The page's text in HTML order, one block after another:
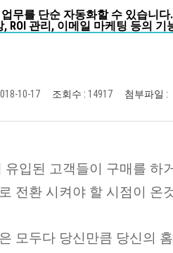
무를 단순 자동화할 수 있습니다.
ROI 관리, 이메일 마케팅 등의
10-17 조회수 : 14917 첨부파일 :
유입된 고객들이 구매를
전환 시켜야 할 시점이
모두다 당신만큼 당신의